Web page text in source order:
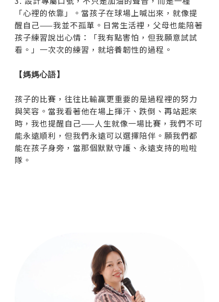
「心裡的依靠」。當孩子在球場上喊出來，就像提
醒自己——我並不孤單。日常生活裡，父母也能陪著
孩子練習說出心情：「我有點害怕，但我願意試試
看。」一次次的練習，就培養韌性的過程。
【媽媽心語】
孩子的比賽，往往比輸贏更重要的是過程裡的努力
與笑容。當我看著他在場上揮汗、跌倒、再站起來
時，我也提醒自己——人生就像一場比賽，我們不可
能永遠順利，但我們永遠可以選擇陪伴。願我們都
能在孩子身旁，當那個默默守護、永遠支持的啦啦
隊。